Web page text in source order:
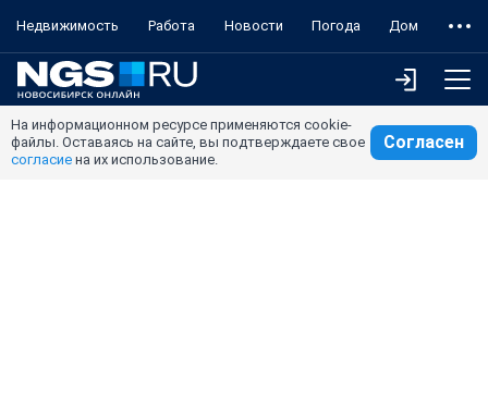
Недвижимость Работа Новости Погода Дом
На информационном ресурсе применяются cookie-
файлы. Оставаясь на сайте, вы подтверждаете свое
согласие на их использование.
Согласен